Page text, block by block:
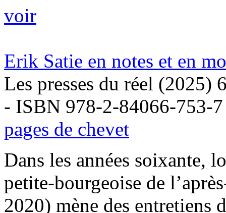
voir
Erik Satie en notes et en
Les presses du réel (2025)
- ISBN 978-2-84066-753-7
pages de chevet
Dans les années soixante,
petite-bourgeoise de
2020) mène des entretiens